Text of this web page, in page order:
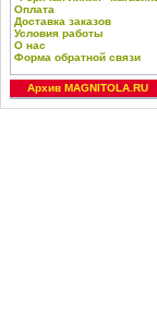
Оплата
Доставка заказов
Условия работы
О нас
Форма обратной связи
Архив MAGNITOLA.RU